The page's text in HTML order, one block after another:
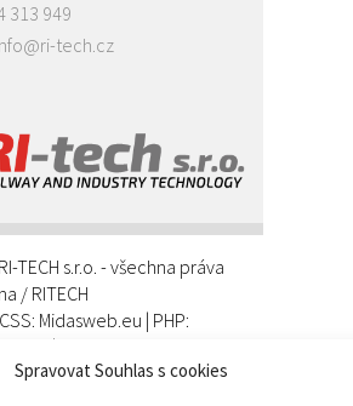
Spravovat Souhlas s cookies
313 949
tech.cz
TECH s.r.o. - všechna práva
/ RITECH
Midasweb.eu | PHP:
| CMS: Wordpress